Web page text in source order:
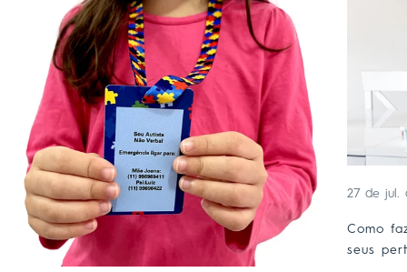
27 de jul.
Como
seus